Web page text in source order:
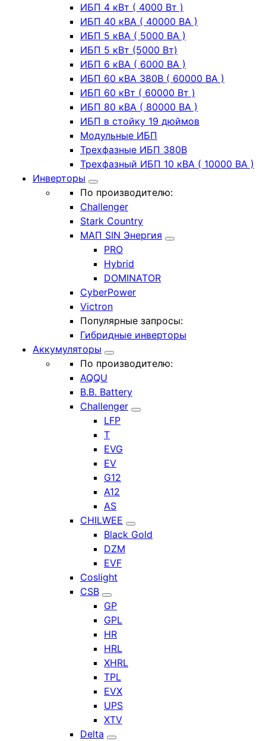
ИБП 4 кВт ( 4000 Вт )
ИБП 40 кВА ( 40000 ВА )
ИБП 5 кВА ( 5000 ВА )
ИБП 5 кВт (5000 Вт)
ИБП 6 кВА ( 6000 ВА )
ИБП 60 кВА 380В ( 60000 ВА )
ИБП 60 кВт ( 60000 Вт )
ИБП 80 кВА ( 80000 ВА )
ИБП в стойку 19 дюймов
Модульные ИБП
Трехфазные ИБП 380В
Трехфазный ИБП 10 кВА ( 10000 ВА )
Инверторы
По производителю:
Challenger
Stark Country
МАП SIN Энергия
PRO
Hybrid
DOMINATOR
CyberPower
Victron
Популярные запросы:
Гибридные инверторы
Аккумуляторы
По производителю:
AQQU
B.B. Battery
Challenger
LFP
T
EVG
EV
G12
A12
AS
CHILWEE
Black Gold
DZM
EVF
Coslight
CSB
GP
GPL
HR
HRL
XHRL
TPL
EVX
UPS
XTV
Delta